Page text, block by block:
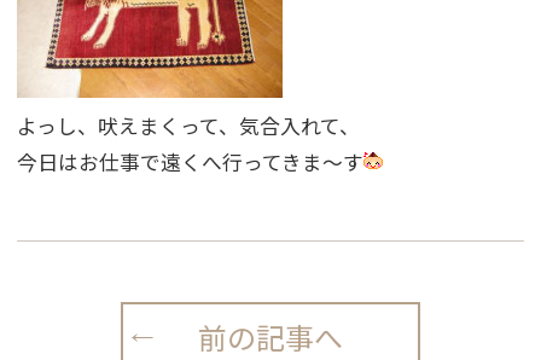
よっし、吠えまくって、気合入れて、
今日はお仕事で遠くへ行ってきま〜す
前の記事へ